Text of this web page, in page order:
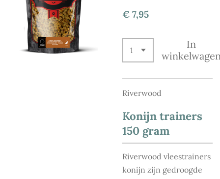
€ 7,95
In
Riverwood
Konijn trainers
150 gram
Riverwood vleestrainers
konijn zijn gedroogde